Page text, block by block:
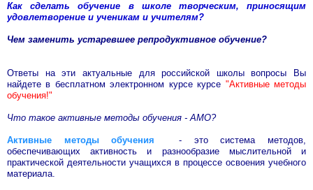
Как сделать обучение в школе творческим, приносящим
удовлетворение и ученикам и учителям?
Чем заменить устаревшее репродуктивное обучение?
Ответы на эти актуальные для российской школы вопросы Вы
найдете в бесплатном электронном курсе курсе "Активные методы
обучения!"
Что такое активные методы обучения - АМО?
Активные методы обучения - это система методов,
обеспечивающих активность и разнообразие мыслительной и
практической деятельности учащихся в процессе освоения учебного
материала.